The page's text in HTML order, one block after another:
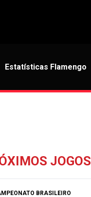
Estatísticas Flamengo
JOGOS
BRASILEIRO